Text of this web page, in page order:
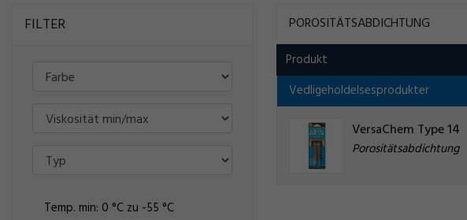
FILTER
Temp. min: 0 °C zu -55 °C
POROSITÄTSABDICHTUNG
Produkt
Vedligeholdelsesprodukter
VersaChem Type 14
Porositätsabdichtung